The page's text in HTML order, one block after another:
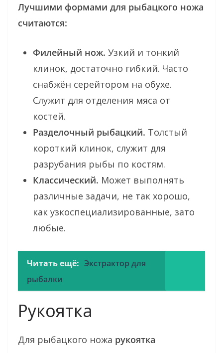
Лучшими формами для рыбацкого ножа
считаются:
Филейный нож. Узкий и тонкий
клинок, достаточно гибкий. Часто
снабжён серейтором на обухе.
Служит для отделения мяса от
костей.
Разделочный рыбацкий. Толстый
короткий клинок, служит для
разрубания рыбы по костям.
Классический. Может выполнять
различные задачи, не так хорошо,
как узкоспециализированные, зато
любые.
Читать ещё: Экстрактор для
рыбалки
Рукоятка
Для рыбацкого ножа рукоятка